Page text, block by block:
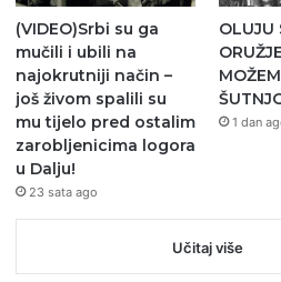
(VIDEO)Srbi su ga
mučili i ubili na
najokrutniji način –
još živom spalili su
mu tijelo pred ostalim
zarobljenicima logora
u Dalju!
23 sata ago
OLUJU
1 dan
Učitaj više